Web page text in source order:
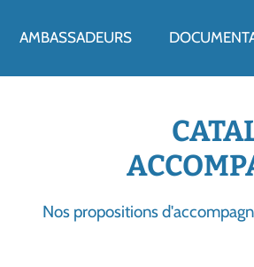
AMBASSADEURS
Nos propositions